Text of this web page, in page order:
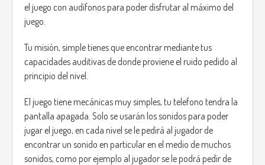
monsters that have gotten inside the house.
Carl, for some reason he knows how to kill this creature,
Wood, a special wood that has been treated with a specific
ritual, Carl brought some of this wood stick over the house,
this doesn't mean the weapons like guns won't work but
The monsters only move at night, due to the UV rays from
the sun. The monsters are also weak to this lights.
You will survive the night and save your son from one of this
monsters that somehow managed to get inside the house.
el juego con audífonos para poder disfrutar al máximo del
juego.
Tu misión, simple tienes que encontrar mediante tus
capacidades auditivas de donde proviene el ruido pedido al
principio del nivel.
El juego tiene mecánicas muy simples, tu telefono tendra la
pantalla apagada. Solo se usarán los sonidos para poder
jugar el juego, en cada nivel se le pedirá al jugador de
encontrar un sonido en particular en el medio de muchos
sonidos, como por ejemplo al jugador se le podrá pedir de